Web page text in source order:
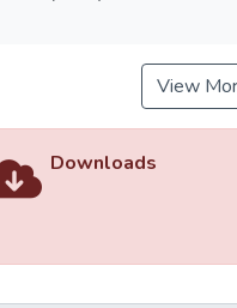
View
Downloads